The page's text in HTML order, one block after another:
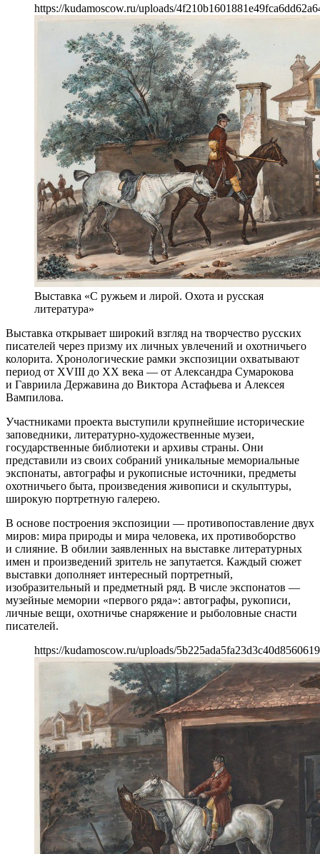
https://kudamoscow.ru/uploads/
Выставка «С ружьем и лирой. Охота и русская
литература»
Выставка открывает широкий взгляд на творчество русских
писателей через призму их личных увлечений и охотничьего
колорита. Хронологические рамки экспозиции охватывают
период от XVIII до ХХ века — от Александра Сумарокова
и Гавриила Державина до Виктора Астафьева и Алексея
Вампилова.
Участниками проекта выступили крупнейшие исторические
заповедники, литературно-художественные музеи,
государственные библиотеки и архивы страны. Они
представили из своих собраний уникальные мемориальные
экспонаты, автографы и рукописные источники, предметы
охотничьего быта, произведения живописи и скульптуры,
широкую портретную галерею.
В основе построения экспозиции — противопоставление двух
миров: мира природы и мира человека, их противоборство
и слияние. В обилии заявленных на выставке литературных
имен и произведений зритель не запутается. Каждый сюжет
выставки дополняет интересный портретный,
изобразительный и предметный ряд. В числе экспонатов —
музейные мемории «первого ряда»: автографы, рукописи,
личные вещи, охотничье снаряжение и рыболовные снасти
писателей.
https://kudamoscow.ru/uploads/